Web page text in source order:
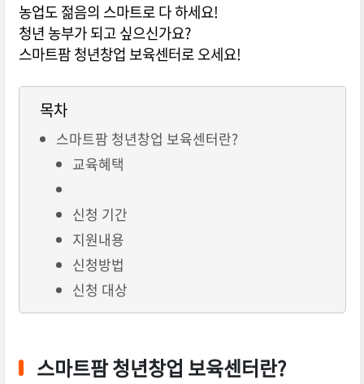
농업도 젊음의 스마트로 다 하세요!
청년 농부가 되고 싶으신가요?
스마트팜 청년창업 보육센터로 오세요!
목차
스마트팜 청년창업 보육센터란?
교육혜택
신청 기간
지원내용
신청방법
신청 대상
스마트팜 청년창업 보육센터란?